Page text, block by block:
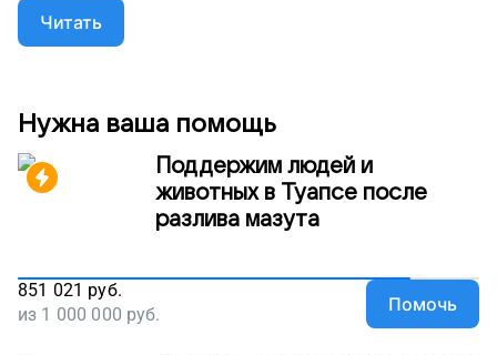
Читать
Нужна ваша помощь
Поддержим людей и
животных в Туапсе после
разлива мазута
851 021 руб.
из 1 000 000 руб. Помочь